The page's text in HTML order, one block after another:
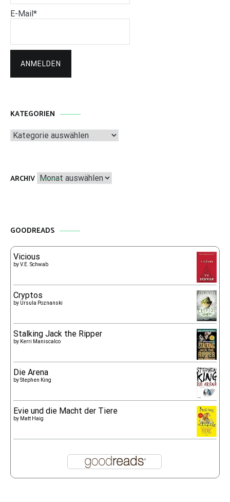
E-Mail*
KATEGORIEN
Kategorien
ARCHIV Archiv
GOODREADS
Vicious
byV.E. Schwab
Cryptos
by Ursula Poznanski
Stalking Jack the Ripper
by Kerri Maniscalco
Die Arena
byStephen King
Evie und die Macht der Tiere
by Matt Haig